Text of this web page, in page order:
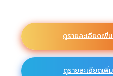
ดูรายละเอียดเพิ่
ดูรายละเอียดเพิ่